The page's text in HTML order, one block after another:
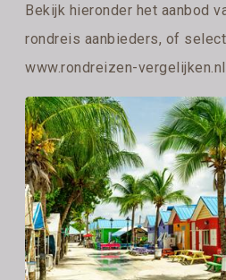
Bekijk hieronder het aanbod
rondreis aanbieders, of
www.rondreizen-vergelijken.nl